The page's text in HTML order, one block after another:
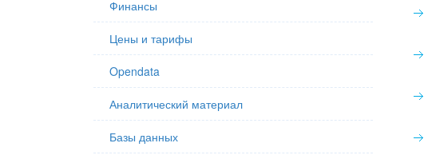
Финансы
Цены и тарифы
Opendata
Аналитический материал
Базы данных